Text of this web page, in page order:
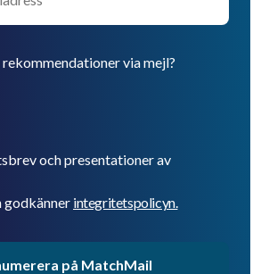
via mejl?
och presentationer av
godkänner integritetspolicyn.
på MatchMail